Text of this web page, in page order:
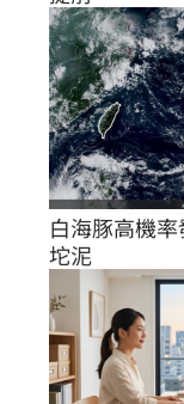
白海豚高機
坨泥